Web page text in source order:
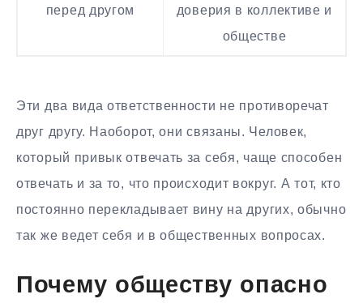
перед другом
доверия в коллективе и
обществе
Эти два вида ответственности не противоречат
друг другу. Наоборот, они связаны. Человек,
который привык отвечать за себя, чаще способен
отвечать и за то, что происходит вокруг. А тот, кто
постоянно перекладывает вину на других, обычно
так же ведет себя и в общественных вопросах.
Почему обществу опасно